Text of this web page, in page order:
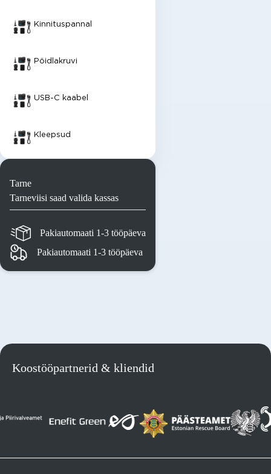
Kinnituspannal
Pöidlakruvi
USB-C kaabel
Kleepsud
Tarne
Tarneviisi saad valida kassas
Pakiautomaati 1-3 tööpäeva
Pakiautomaati 1-3 tööpäeva
Koostööpartnerid & kliendid